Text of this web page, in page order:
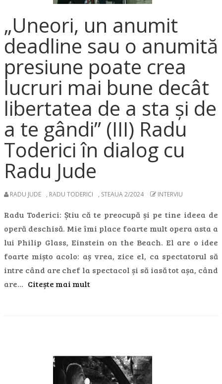
„Uneori, un anumit
deadline sau o anumită
presiune poate crea
lucruri mai bune decât
libertatea de a sta și de
a te gândi” (III) Radu
Toderici în dialog cu
Radu Jude
RADU JUDE , RADU TODERICI , STEAUA 2/2024 INTERVIU
Radu Toderici: Știu că te preocupă și pe tine ideea de
operă deschisă. Mie îmi place foarte mult opera asta a
lui Philip Glass, Einstein on the Beach. El are o idee
foarte mișto acolo: aș vrea, zice el, ca spectatorul să
intre când are chef la spectacol și să iasă tot așa, când
are… Citește mai mult